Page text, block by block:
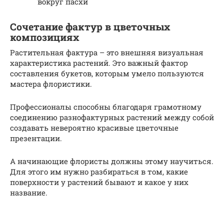
Сочетание фактур в цветочных
композициях
Растительная фактура – это внешняя визуальная
характеристика растений. Это важный фактор
составления букетов, которым умело пользуются
мастера флористики.
Профессионалы способны благодаря грамотному
соединению разнофактурных растений между собой
создавать невероятно красивые цветочные
презентации.
А начинающие флористы должны этому научиться.
Для этого им нужно разбираться в том, какие
поверхности у растений бывают и какое у них
название.